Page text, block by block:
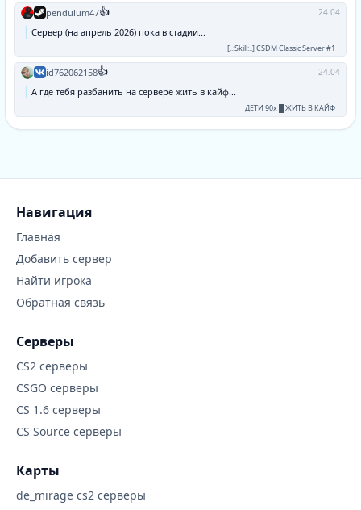
pendulum47👍 24.04
Сервер (на апрель 2026) пока в стадии...
[..:Skill:..] CSDM Classic Server #1
id762062158👍 24.04
А где тебя разбанить на сервере жить в кайф...
ДЕТИ 90х █ ЖИТЬ В КАЙФ
Навигация
Главная
Добавить сервер
Найти игрока
Обратная связь
Серверы
CS2 серверы
CSGO серверы
CS 1.6 серверы
CS Source серверы
Карты
de_mirage cs2 серверы